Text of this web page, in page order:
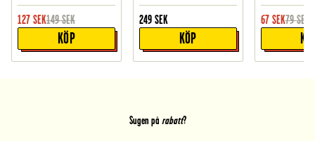
127 SEK149 SEK
KÖP
249 SEK
KÖP
67 SEK79 SEK
Sugen på rabatt?